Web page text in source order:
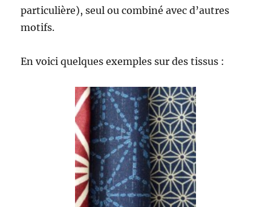
particulière), seul ou combiné avec d’autres
motifs.
En voici quelques exemples sur des tissus :